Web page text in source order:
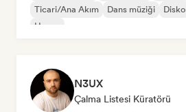
Ticari/Ana Akım
Dans müziği Disko
House
N3UX
Çalma Listesi Küratörü